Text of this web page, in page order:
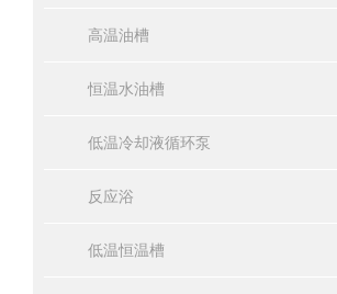
高温油槽
恒温水油槽
低温冷却液循环泵
反应浴
低温恒温槽